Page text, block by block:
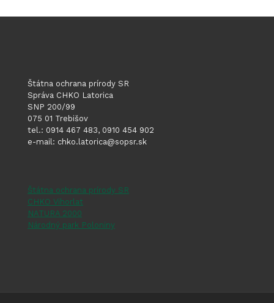
Štátna ochrana prírody SR
Správa CHKO Latorica
SNP 200/99
075 01 Trebišov
tel.: 0914 467 483, 0910 454 902
e-mail: chko.latorica@sopsr.sk
Štátna ochrana prírody SR
CHKO Vihorlat
NATURA 2000
Národný park Poloniny